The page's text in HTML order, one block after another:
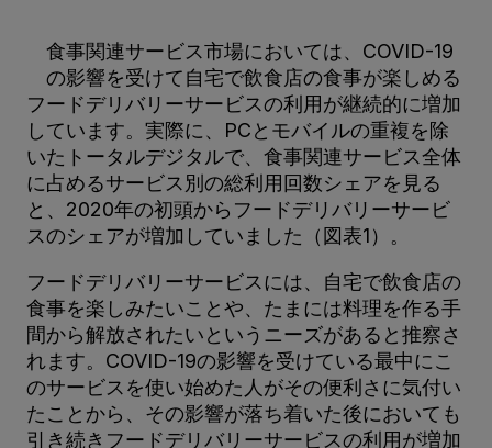
食事関連サービス市場においては、COVID-19
の影響を受けて自宅で飲食店の食事が楽しめる
フードデリバリーサービスの利用が継続的に増加
しています。実際に、PCとモバイルの重複を除
いたトータルデジタルで、食事関連サービス全体
に占めるサービス別の総利用回数シェアを見る
と、2020年の初頭からフードデリバリーサービ
スのシェアが増加していました（図表1）。
フードデリバリーサービスには、自宅で飲食店の
食事を楽しみたいことや、たまには料理を作る手
間から解放されたいというニーズがあると推察さ
れます。COVID-19の影響を受けている最中にこ
のサービスを使い始めた人がその便利さに気付い
たことから、その影響が落ち着いた後においても
引き続きフードデリバリーサービスの利用が増加